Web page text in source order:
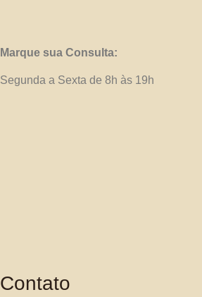
Marque sua Consulta:
Segunda a Sexta de 8h às 19h
Contato